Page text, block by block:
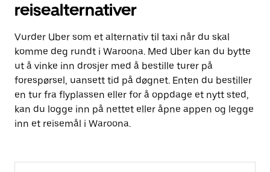
reisealternativer
Vurder Uber som et alternativ til taxi når du skal
komme deg rundt i Waroona. Med Uber kan du bytte
ut å vinke inn drosjer med å bestille turer på
forespørsel, uansett tid på døgnet. Enten du bestiller
en tur fra flyplassen eller for å oppdage et nytt sted,
kan du logge inn på nettet eller åpne appen og legge
inn et reisemål i Waroona.